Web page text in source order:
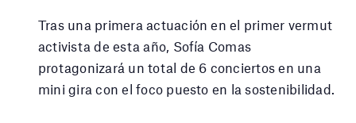
Tras una primera actuación en el primer vermut
activista de esta año, Sofía Comas
protagonizará un total de 6 conciertos en una
mini gira con el foco puesto en la sostenibilidad.